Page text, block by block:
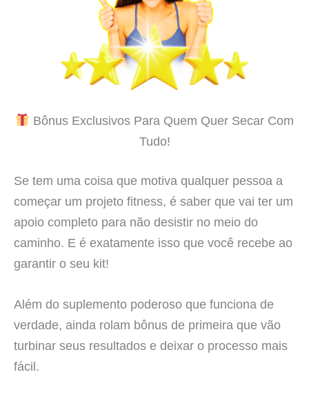
Bônus Exclusivos Para Quem Quer Secar Com
Tudo!
Se tem uma coisa que motiva qualquer pessoa a
começar um projeto fitness, é saber que vai ter um
apoio completo para não desistir no meio do
caminho. E é exatamente isso que você recebe ao
garantir o seu kit!
Além do suplemento poderoso que funciona de
verdade, ainda rolam bônus de primeira que vão
turbinar seus resultados e deixar o processo mais
fácil.